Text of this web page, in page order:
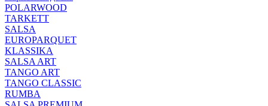
POLARWOOD
TARKETT
SALSA
EUROPARQUET
KLASSIKA
SALSA ART
TANGO ART
TANGO CLASSIC
RUMBA